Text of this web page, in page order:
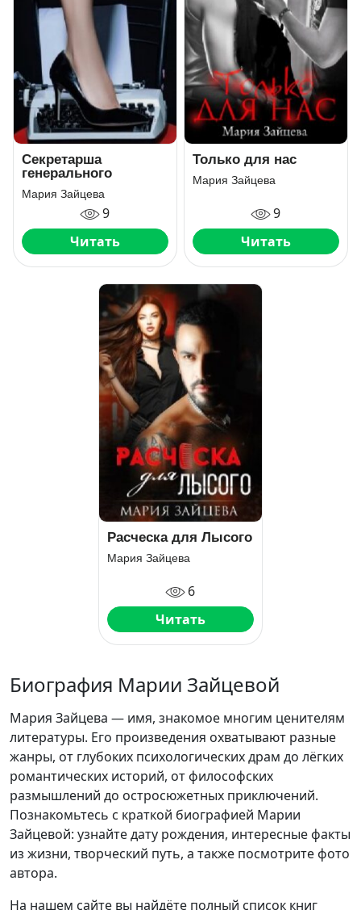
Секретарша
генерального
Мария Зайцева
9
Читать
Только для нас
Мария Зайцева
9
Читать
Расческа для Лысого
Мария Зайцева
6
Читать
Биография Марии Зайцевой
Мария Зайцева — имя, знакомое многим ценителям
литературы. Его произведения охватывают разные
жанры, от глубоких психологических драм до лёгких
романтических историй, от философских
размышлений до остросюжетных приключений.
Познакомьтесь с краткой биографией Марии
Зайцевой: узнайте дату рождения, интересные факты
из жизни, творческий путь, а также посмотрите фото
автора.
На нашем сайте вы найдёте полный список книг